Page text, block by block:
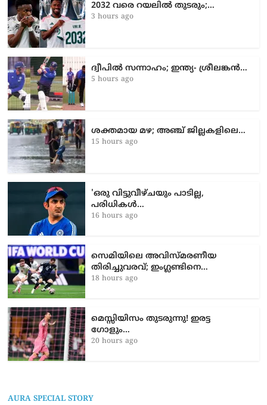
2032 വരെ റയലിൽ തുടരും;…
3 hours ago
ദ്വീപിൽ സന്നാഹം; ഇന്ത്യ- ശ്രീലങ്കൻ…
5 hours ago
ശക്തമായ മഴ; അഞ്ച് ജില്ലകളിലെ…
15 hours ago
'ഒരു വിട്ടുവീഴ്ചയും പാടില്ല,
പരിധികൾ…
16 hours ago
സെമിയിലെ അവിസ്മരണീയ
തിരിച്ചുവരവ്; ഇംഗ്ലണ്ടിനെ…
18 hours ago
മെസ്സിയിസം തുടരുന്നു! ഇരട്ട
ഗോളും…
20 hours ago
AURA SPECIAL STORY